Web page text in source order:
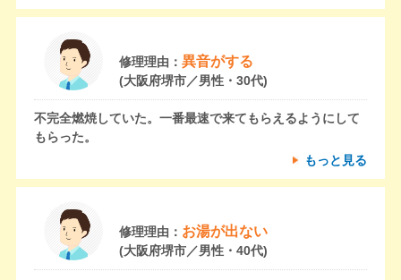
修理理由： 異音がする
(大阪府堺市／男性・30代)
不完全燃焼していた。一番最速で来てもらえるようにして
もらった。
もっと見る
修理理由： お湯が出ない
(大阪府堺市／男性・40代)